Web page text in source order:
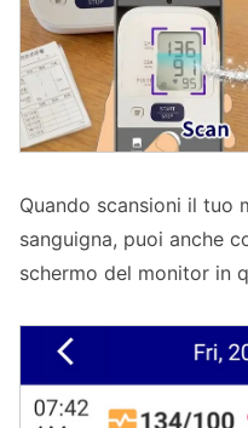
Quando scansioni il tuo
sanguigna, puoi anche
schermo del monitor in